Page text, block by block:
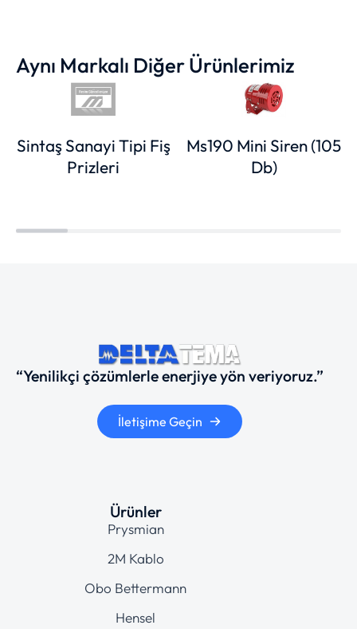
Aynı Markalı Diğer Ürünlerimiz
Sintaş Sanayi Tipi Fiş
Prizleri
Ms190 Mini Siren (105
Db)
“Yenilikçi çözümlerle enerjiye yön veriyoruz.”
İletişime Geçin
Ürünler
Prysmian
2M Kablo
Obo Bettermann
Hensel